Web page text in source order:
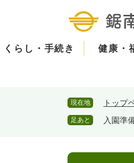
くらし・手続き
住民票・戸籍
消防・防災
健康・
健康・医療
産業振興
町の概要
町の取り組み
現在、掲載されている情報
現在地 トップ
足あと 入園準
本